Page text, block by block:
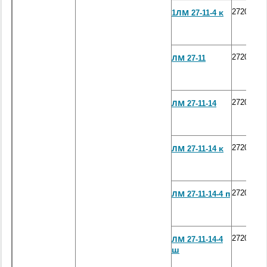
1ЛМ 27-11-4 к
ЛМ 27-11
ЛМ 27-11-14
ЛМ 27-11-14 к
ЛМ 27-11-14-4 п
ЛМ 27-11-14-4
ш